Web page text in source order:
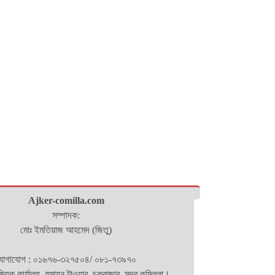
Ajker-comilla.com
সম্পাদক:
মোঃ ইমতিয়াজ আহমেদ (জিতু)
: ০১৬৭৬-৩২৭৫০৪/ ০৮১-৭৩৯৭০